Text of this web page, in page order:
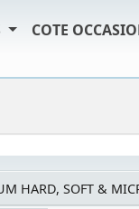
COTE
HARD, SOFT &